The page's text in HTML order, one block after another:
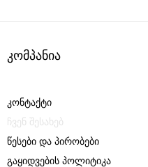
ᲙᲝᲛᲞᲐᲜᲘᲐ
ᲙᲝᲜᲢᲐᲥᲢᲘ
ᲩᲕᲔᲜ ᲨᲔᲡᲐᲮᲔᲑ
ᲬᲔᲡᲔᲑᲘ ᲓᲐ ᲞᲘᲠᲝᲑᲔᲑᲘ
ᲒᲐᲧᲘᲓᲕᲔᲑᲘᲡ ᲞᲝᲚᲘᲢᲘᲙᲐ